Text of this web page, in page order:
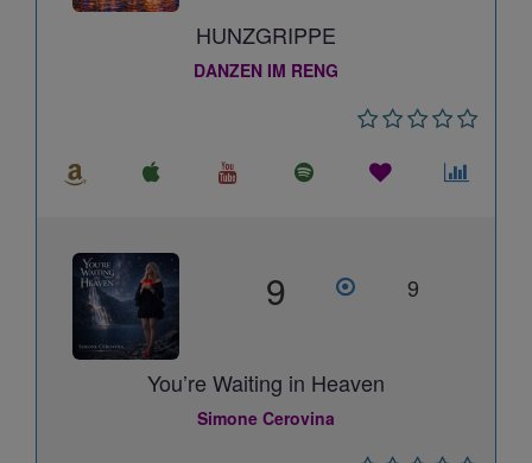
HUNZGRIPPE
DANZEN IM RENG
9 9
You’re Waiting in Heaven
Simone Cerovina